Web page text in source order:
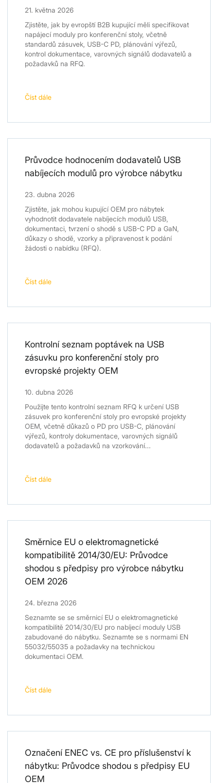
21. května 2026
Zjistěte, jak by evropští B2B kupující měli specifikovat
napájecí moduly pro konferenční stoly, včetně
standardů zásuvek, USB-C PD, plánování výřezů,
kontrol dokumentace, varovných signálů dodavatelů a
požadavků na RFQ.
Číst dále
Průvodce hodnocením dodavatelů USB
nabíjecích modulů pro výrobce nábytku
23. dubna 2026
Zjistěte, jak mohou kupující OEM pro nábytek
vyhodnotit dodavatele nabíjecích modulů USB,
dokumentaci, tvrzení o shodě s USB-C PD a GaN,
důkazy o shodě, vzorky a připravenost k podání
žádosti o nabídku (RFQ).
Číst dále
Kontrolní seznam poptávek na USB
zásuvku pro konferenční stoly pro
evropské projekty OEM
10. dubna 2026
Použijte tento kontrolní seznam RFQ k určení USB
zásuvek pro konferenční stoly pro evropské projekty
OEM, včetně důkazů o PD pro USB-C, plánování
výřezů, kontroly dokumentace, varovných signálů
dodavatelů a požadavků na vzorkování...
Číst dále
Směrnice EU o elektromagnetické
kompatibilitě 2014/30/EU: Průvodce
shodou s předpisy pro výrobce nábytku
OEM 2026
24. března 2026
Seznamte se se směrnicí EU o elektromagnetické
kompatibilitě 2014/30/EU pro nabíjecí moduly USB
zabudované do nábytku. Seznamte se s normami EN
55032/55035 a požadavky na technickou
dokumentaci OEM.
Číst dále
Označení ENEC vs. CE pro příslušenství k
nábytku: Průvodce shodou s předpisy EU
OEM